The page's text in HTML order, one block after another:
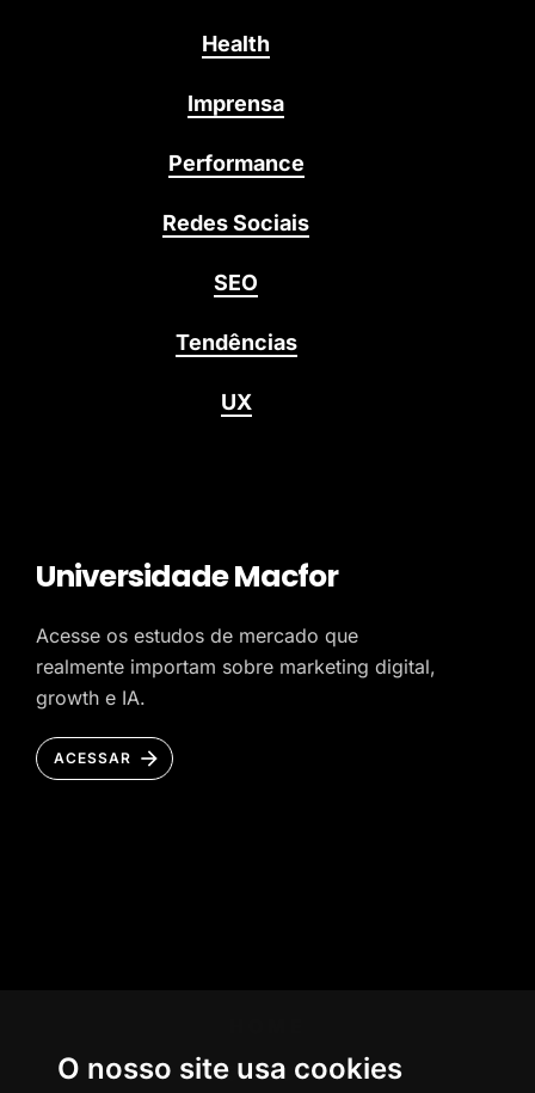
O nosso site usa cookies
Health
Imprensa
Performance
Redes Sociais
SEO
Tendências
UX
Universidade Macfor
Acesse os estudos de mercado que
realmente importam sobre marketing digital,
growth e IA.
ACESSAR
AGÊNCIA